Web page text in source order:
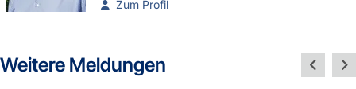
Zum Profil
Weitere Meldungen